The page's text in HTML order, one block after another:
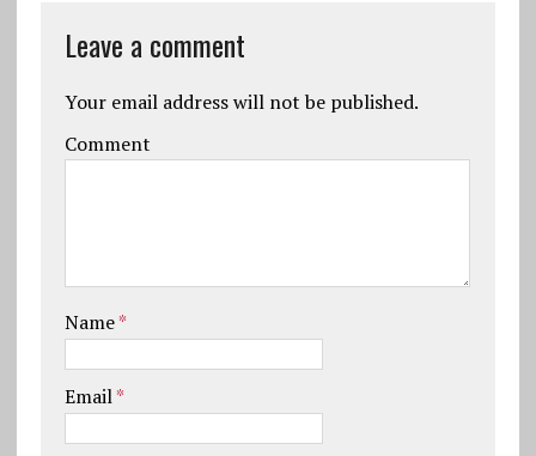
Leave a comment
Your email address will not be published.
Comment
Name*
Email*